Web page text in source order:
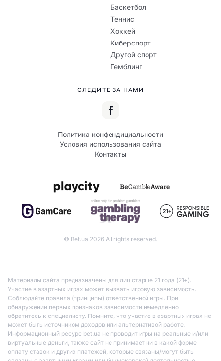
Баскетбол
Теннис
Хоккей
Киберспорт
Другой спорт
Гемблинг
СЛЕДИТЕ ЗА НАМИ
Политика конфендициальности
Условия использования сайта
Контакты
© Bet.ua 2026 All rights reserved.
Материалы сайта предназначены для лиц старше 21 года (21+).
Участие в азартных играх может вызвать игровую зависимость.
Соблюдайте правила (принципы) ответственной игры. При
обнаружении первых признаков зависимости немедленно
обратитесь к специалисту. Помните, что участие в азартных играх не
может быть источником доходов или альтернативой работе.
Информационный ресурс bet.ua не проводит игры на реальные и/или
виртуальные деньги, также сайт не принимает ни в какой форме
оплату ставок и других платежей, которые связаны/могут быть